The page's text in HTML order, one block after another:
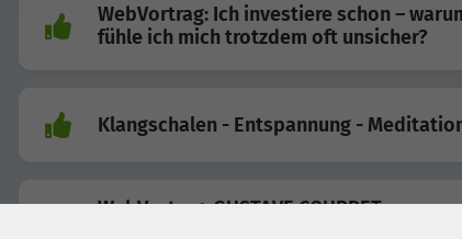
WebVortrag: Ich investiere schon –
fühle ich mich trotzdem oft unsicher?
Klangschalen - Entspannung -
WebVortrag: GUSTAVE COURBET